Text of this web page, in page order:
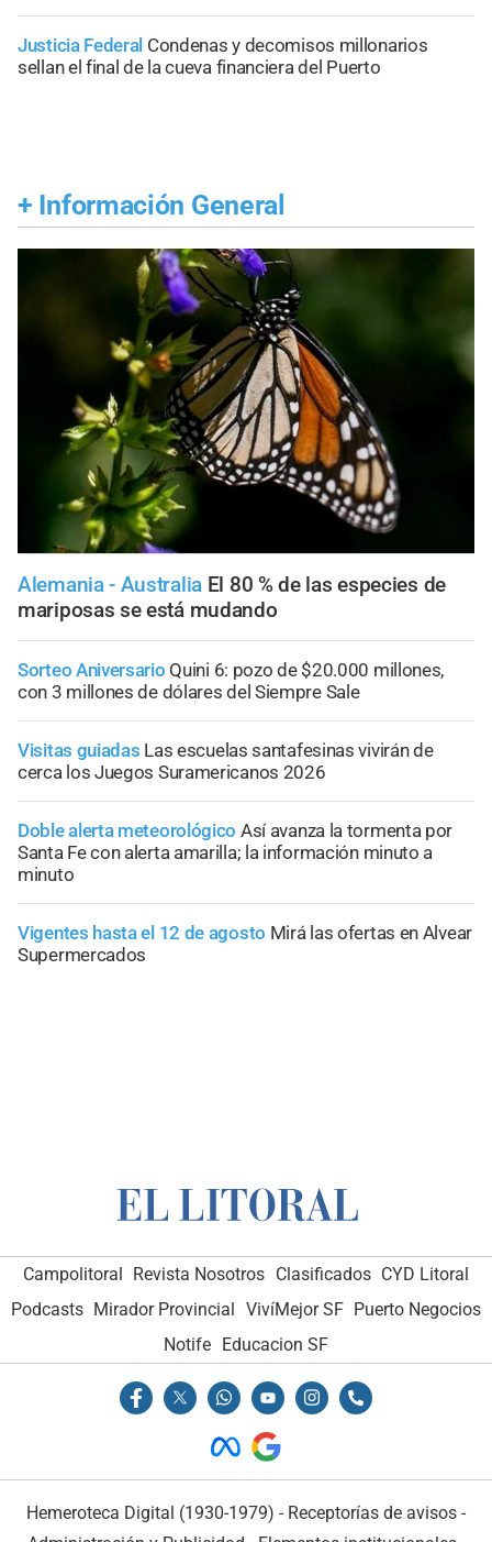
Justicia Federal Condenas y decomisos millonarios
sellan el final de la cueva financiera del Puerto
+ Información General
Alemania - Australia El 80 % de las especies de
mariposas se está mudando
Sorteo Aniversario Quini 6: pozo de $20.000 millones,
con 3 millones de dólares del Siempre Sale
Visitas guiadas Las escuelas santafesinas vivirán de
cerca los Juegos Suramericanos 2026
Doble alerta meteorológico Así avanza la tormenta por
Santa Fe con alerta amarilla; la información minuto a
minuto
Vigentes hasta el 12 de agosto Mirá las ofertas en Alvear
Supermercados
Campolitoral Revista Nosotros Clasificados CYD Litoral
Podcasts Mirador Provincial VivíMejor SF Puerto Negocios
Notife Educacion SF
Hemeroteca Digital (1930-1979) - Receptorías de avisos -